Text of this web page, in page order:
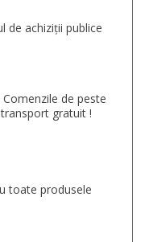
de achiziții publice
Comenzile de peste
gratuit !
toate produsele